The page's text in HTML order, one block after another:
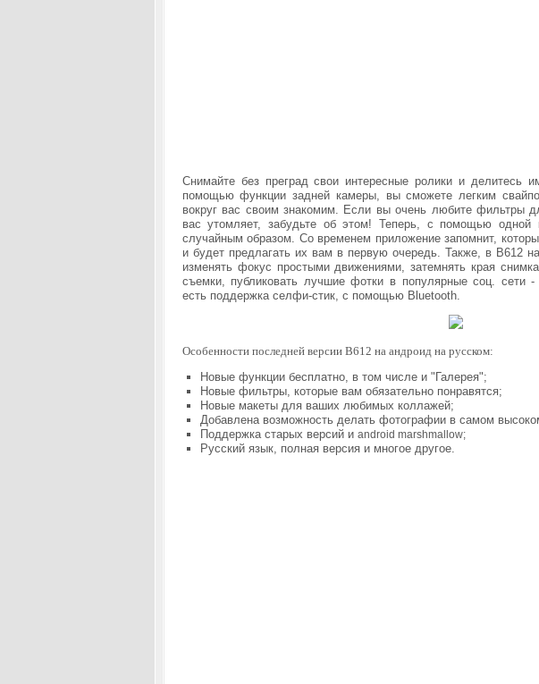
Снимайте без преград свои интересные ролики и делитесь
помощью функции задней камеры, вы сможете легким
вокруг вас своим знакомим. Если вы очень любите фильтры
вас утомляет, забудьте об этом! Теперь, с помощью одной
случайным образом. Со временем приложение запомнит,
и будет предлагать их вам в первую очередь. Также, в B612
изменять фокус простыми движениями, затемнять края
съемки, публиковать лучшие фотки в популярные соц. сети -
есть поддержка селфи-стик, с помощью Bluetooth.
Особенности последней версии B612 на андроид на русском:
Новые функции бесплатно, в том числе и "Галерея";
Новые фильтры, которые вам обязательно понравятся;
Новые макеты для ваших любимых коллажей;
Добавлена возможность делать фотографии в самом
Поддержка старых версий и android marshmallow;
Русский язык, полная версия и многое другое.